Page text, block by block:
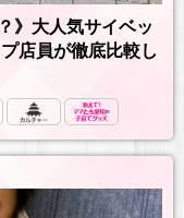
》大人気サイベッ
店員が徹底比較し